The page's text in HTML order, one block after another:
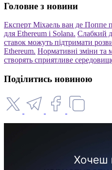
Головне з новини
Експерт Міхаель ван де Поппе
для Ethereum і Solana. Слабкий
ставок можуть підтримати
Ethereum. Нормативні зміни та
створять сприятливе
Поділитись новиною